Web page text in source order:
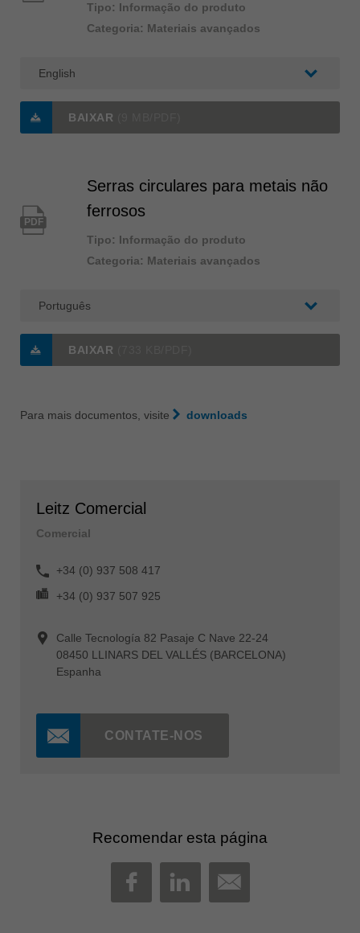
Tipo: Informação do produto
Categoria: Materiais avançados
BAIXAR
PDF
Serras circulares para metais não
ferrosos
Tipo: Informação do produto
Categoria: Materiais avançados
BAIXAR
Para mais documentos, visite downloads
Leitz Comercial
Comercial
+34 (0) 937 508 417
+34 (0) 937 507 925
Calle Tecnología 82 Pasaje C Nave 22-24
08450 LLINARS DEL VALLÉS (BARCELONA)
Espanha
CONTATE-NOS
Recomendar esta página
FACEBOOK
LINKEDIN
MAIL